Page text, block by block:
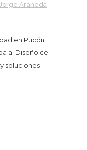
Jorge Araneda
en Pucón
al Diseño de
soluciones